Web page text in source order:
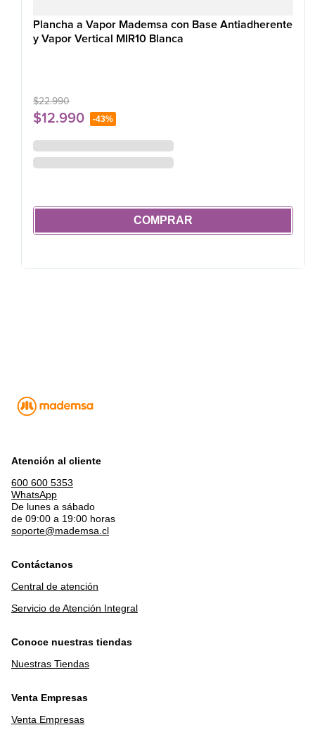
Plancha a Vapor Mademsa con Base Antiadherente
y Vapor Vertical MIR10 Blanca
$22.990
$12.990 -43%
COMPRAR
Atención al cliente
600 600 5353
WhatsApp
De lunes a sábado
de 09:00 a 19:00 horas
soporte@mademsa.cl
Contáctanos
Central de atención
Servicio de Atención Integral
Conoce nuestras tiendas
Nuestras Tiendas
Venta Empresas
Venta Empresas